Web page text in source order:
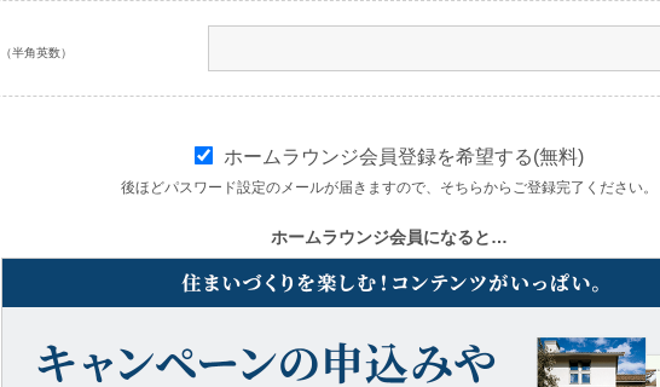
（半角英数）
ホームラウンジ会員登録を希望する(無料)
後ほどパスワード設定のメールが届きますので、そちらからご登録完了ください。
ホームラウンジ会員になると…